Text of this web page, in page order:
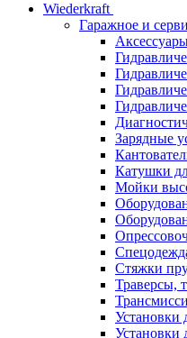
Wiederkraft
Гаражное и
Зарядные
Катушки
Мойки
Стяжки
Траверсы,
Установки
Установки